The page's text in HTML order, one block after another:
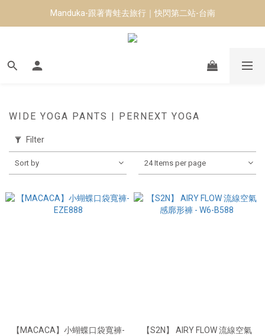
8月短跑滿額贈 | 88 神隊友，好禮爸氣登場
Manduka-跟著青蛙去旅行｜快閃第二站-台南
8月短跑滿額贈 | 88 神隊友，好禮爸氣登場
WIDE YOGA PANTS | PERNEXT YOGA
Filter
Sort by 24 Items per page
【MACACA】小蝴蝶口袋寬褲-
【S2N】 AIRY FLOW 流線空氣